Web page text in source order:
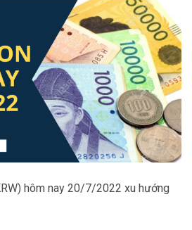
hôm nay 20/7/2022 xu hướng